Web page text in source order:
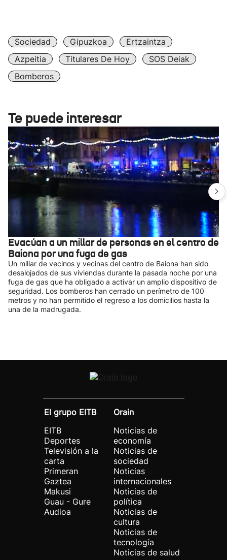
Sociedad Gipuzkoa
Ertzaintza
Azpeitia
Titulares De Hoy
SOS Deiak
Bomberos
Te puede interesar
Evacúan a un millar de personas en el centro de
Baiona por una fuga de gas
Un millar de vecinos y vecinas del centro de Baiona han sido
desalojados de sus viviendas durante la pasada noche por una
fuga de gas que ha obligado a activar un amplio dispositivo de
seguridad. Los bomberos han cerrado un perímetro de 100
metros y no han permitido el regreso a los domicilios hasta la
una de la madrugada.
El grupo EITB
EITB
Deportes
Televisión a la
carta
Primeran
Gaztea
Makusi
Guau - Gure
Audioa
Orain
Noticias de
economía
Noticias de
sociedad
Noticias
internacionales
Noticias de
política
Noticias de
cultura
Noticias de
tecnología
Noticias de salud